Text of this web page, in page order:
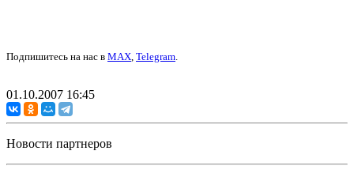
Подпишитесь на нас в MAX, Telegram.
01.10.2007 16:45
Новости партнеров